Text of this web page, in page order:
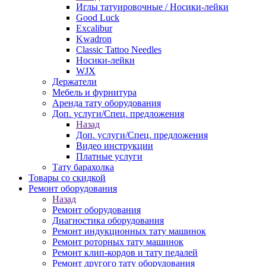
Иглы татуировочные / Носики-лейки
Good Luck
Excalibur
Kwadron
Classic Tattoo Needles
Носики-лейки
WJX
Держатели
Мебель и фурнитура
Аренда тату оборудования
Доп. услуги/Спец. предложения
Назад
Доп. услуги/Спец. предложения
Видео инструкции
Платные услуги
Тату барахолка
Товары со скидкой
Ремонт оборудования
Назад
Ремонт оборудования
Диагностика оборудования
Ремонт индукционных тату машинок
Ремонт роторных тату машинок
Ремонт клип-кордов и тату педалей
Ремонт другого тату оборудования